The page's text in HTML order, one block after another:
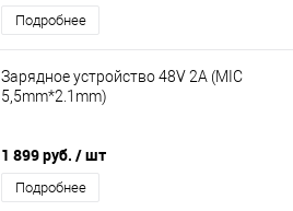
Подробнее
Зарядное устройство 48V 2A (MIC
5,5mm*2.1mm)
1 899 руб. / шт
Подробнее